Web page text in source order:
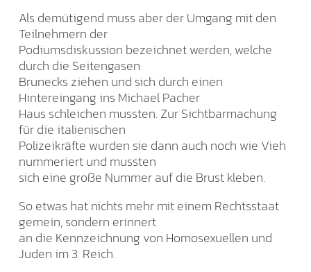
Als demütigend muss aber der Umgang mit den
Teilnehmern der
Podiumsdiskussion bezeichnet werden, welche
durch die Seitengasen
Brunecks ziehen und sich durch einen
Hintereingang ins Michael Pacher
Haus schleichen mussten. Zur Sichtbarmachung
für die italienischen
Polizeikräfte wurden sie dann auch noch wie Vieh
nummeriert und mussten
sich eine große Nummer auf die Brust kleben.
So etwas hat nichts mehr mit einem Rechtsstaat
gemein, sondern erinnert
an die Kennzeichnung von Homosexuellen und
Juden im 3. Reich.